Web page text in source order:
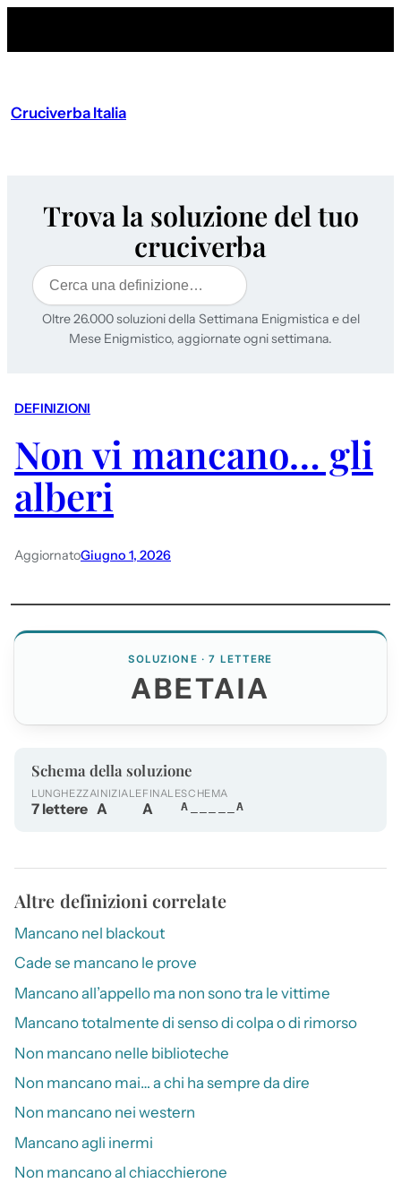
Cruciverba Italia
Trova la soluzione del tuo
cruciverba
Cerca
Oltre 26.000 soluzioni della Settimana Enigmistica e del
Mese Enigmistico, aggiornate ogni settimana.
DEFINIZIONI
Non vi mancano… gli
alberi
AggiornatoGiugno 1, 2026
SOLUZIONE · 7 LETTERE
ABETAIA
Schema della soluzione
LUNGHEZZA
7 lettere
INIZIALE
A
FINALE
A
SCHEMA
A_____A
Altre definizioni correlate
Mancano nel blackout
Cade se mancano le prove
Mancano all’appello ma non sono tra le vittime
Mancano totalmente di senso di colpa o di rimorso
Non mancano nelle biblioteche
Non mancano mai… a chi ha sempre da dire
Non mancano nei western
Mancano agli inermi
Non mancano al chiacchierone